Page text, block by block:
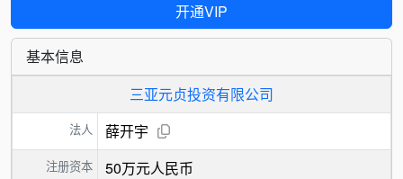
开通VIP
基本信息
三亚元贞投资有限公司
法人 薛开宇
注册资本 50万元人民币